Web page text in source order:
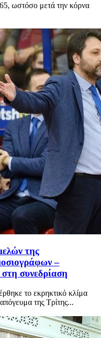
ωστόσο μετά την κόρνα
της
–
συνεδρίαση
το εκρηκτικό κλίμα
της Τρίτης...